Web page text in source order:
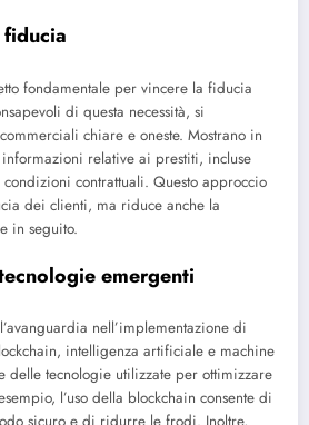
fiducia
fondamentale per vincere la fiducia
di questa necessità, si
chiare e oneste. Mostrano in
relative ai prestiti, incluse
condizioni contrattuali. Questo approccio
dei clienti, ma riduce anche la
in seguito.
emergenti
nell’implementazione di
intelligenza artificiale e machine
delle tecnologie utilizzate per ottimizzare
l’uso della blockchain consente di